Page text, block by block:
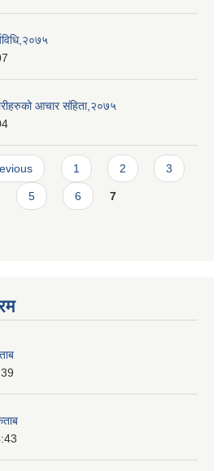
आचार संहिता,२०७५
1 2 3
5 6 7